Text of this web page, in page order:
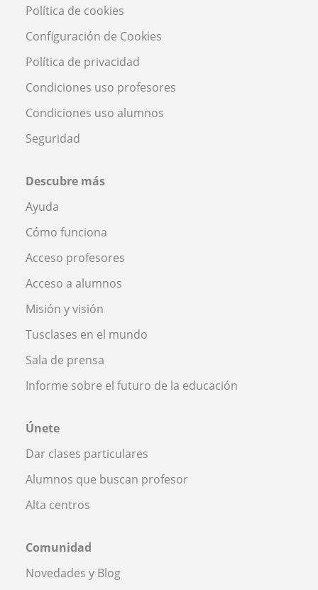
Política de cookies
Configuración de Cookies
Política de privacidad
Condiciones uso profesores
Condiciones uso alumnos
Seguridad
Descubre más
Ayuda
Cómo funciona
Acceso profesores
Acceso a alumnos
Misión y visión
Tusclases en el mundo
Sala de prensa
Informe sobre el futuro de la educación
Únete
Dar clases particulares
Alumnos que buscan profesor
Alta centros
Comunidad
Novedades y Blog